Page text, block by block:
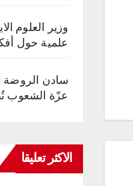
وزير العلوم
علمية حول
سادن الروضة
عزّة الشعوب
الاكثر تعليقا